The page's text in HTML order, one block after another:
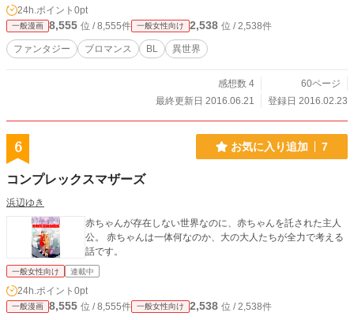
24h.ポイント 0pt
一般漫画 8,555 位 / 8,555件 一般女性向け 2,538 位 / 2,538件
ファンタジー ブロマンス BL 異世界
感想数 4
60ページ
最終更新日 2016.06.21
登録日 2016.02.23
6 お気に入り追加 7
コンプレックスマザーズ
浜辺ゆき
赤ちゃんが存在しない世界なのに、赤ちゃんを託された主人
公。 赤ちゃんは一体何なのか、大の大人たちが全力で考える
話です。
一般女性向け 連載中
24h.ポイント 0pt
一般漫画 8,555 位 / 8,555件 一般女性向け 2,538 位 / 2,538件